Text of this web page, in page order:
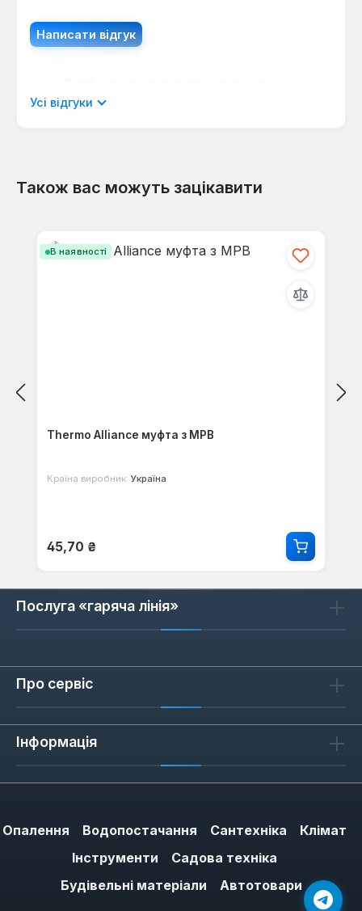
Написати відгук
мовою.
Відгуків не знайдено. Поділіться
Усі відгуки
Також вас можуть зацікавити
В наявності
Thermo Alliance муфта з МРВ
Країна виробник: Україна
Звичайна ціна:
45,70 ₴
Послуга «гаряча лінія»
Про сервіс
Інформація
Опалення Водопостачання Сантехніка
Клімат
Інструменти
Садова техніка
Будівельні матеріали
Автотовари